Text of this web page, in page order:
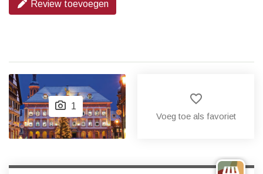
Review toevoegen
1
favorite_border
Voeg toe als favoriet